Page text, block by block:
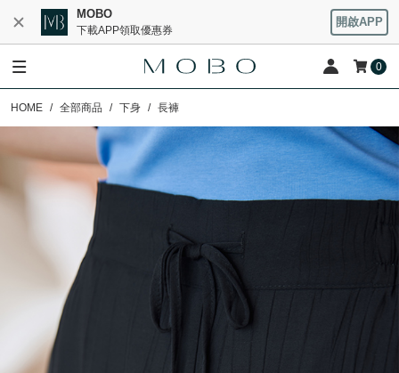
MOBO
下載APP領取優惠券
開啟APP
0
HOME 全部商品 下身 長褲